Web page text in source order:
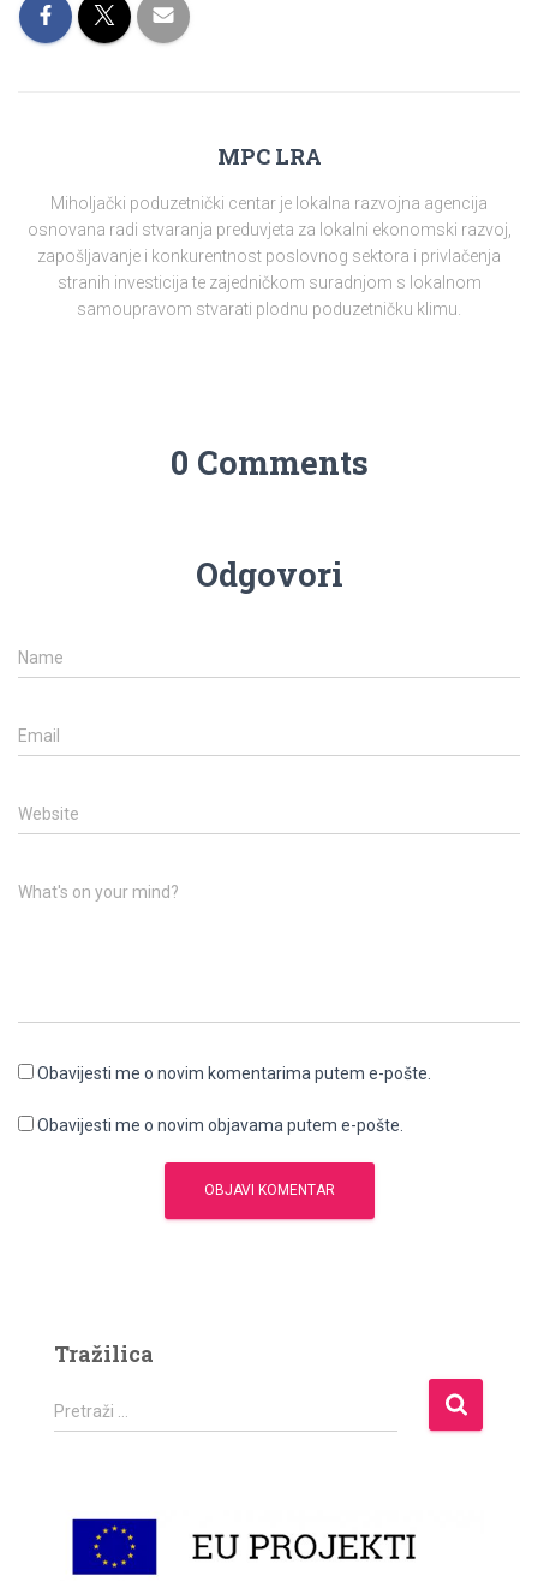
MPC LRA
Miholjački poduzetnički centar je lokalna razvojna agencija
osnovana radi stvaranja preduvjeta za lokalni ekonomski razvoj,
zapošljavanje i konkurentnost poslovnog sektora i privlačenja
stranih investicija te zajedničkom suradnjom s lokalnom
samoupravom stvarati plodnu poduzetničku klimu.
0 Comments
Odgovori
Name
Email
Website
What's on your mind?
Obavijesti me o novim komentarima putem e-pošte.
Obavijesti me o novim objavama putem e-pošte.
Tražilica
P
r
Pretraži …